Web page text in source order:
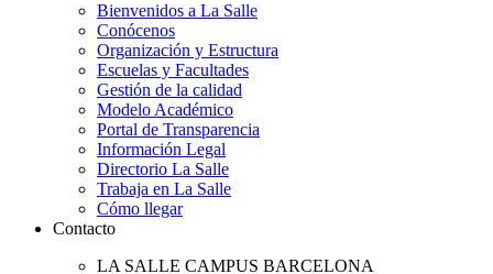
Bienvenidos a La Salle
Conócenos
Organización y Estructura
Escuelas y Facultades
Gestión de la calidad
Modelo Académico
Portal de Transparencia
Información Legal
Directorio La Salle
Trabaja en La Salle
Cómo llegar
Contacto
LA SALLE CAMPUS BARCELONA